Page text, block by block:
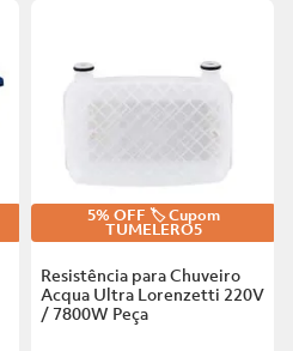
5% OFF 🏷️ Cupom
TUMELERO5
Resistência para Chuveiro
Acqua Ultra Lorenzetti 220V
/ 7800W Peça